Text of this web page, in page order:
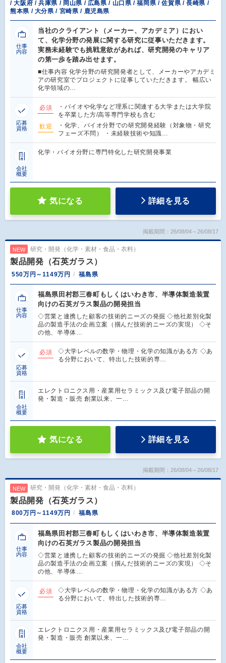
/ 大阪府 / 兵庫県 / 岡山県 / 広島県 / 山口県 / 福岡県 / 佐賀県 / 長崎県 /
熊本県 / 大分県 / 宮崎県 / 鹿児島県
仕事
内容
当社のクライアント（メーカー、アカデミア）におい
て、化学分野の発展に関する研究に従事いただきます。
実務未経験でも挑戦意欲があれば、研究開発のキャリア
の第一歩を踏み出せます。
■仕事内容 化学分野の研究開発者として、メーカーやアカデミ
アの研究室でプロジェクトに従事していただきます。 幅広い
化学領域の…
応募
資格
必須
・バイオや化学など理系に関連する大学または大学院
を卒業した方/高等専門学校も含む
歓迎
・化学、バイオ分野での研究開発経験（対象物・研究
フェーズ不問） ・未経験技術や知識…
会社
概要
化学・バイオ分野に専門特化した研究開発事業
気になる 詳細を見る
掲載期間：26/08/04～26/08/17
NEW 研究・開発（化学・素材・食品・衣料）
製品開発（石英ガラス）
550万円～1149万円 福島県
仕事
内容
福島県田村郡三春町もしくはいわき市、半導体製造装置
向けの石英ガラス製品の開発担当
◇営業と連携した顧客の技術的ニーズの発掘 ◇他社差別化製
品の製造手法の企画立案（掴んだ技術的ニーズの実現） ◇そ
の他、半導体…
応募
資格
必須
◇大学レベルの数学・物理・化学の知識がある方 ◇あ
る分野において、特出した技術的専…
会社
概要
エレクトロニクス用・産業用セラミックス及び電子部品の開
発・製造・販売 創業以来、一…
気になる 詳細を見る
掲載期間：26/08/04～26/08/17
NEW 研究・開発（化学・素材・食品・衣料）
製品開発（石英ガラス）
800万円～1149万円 福島県
仕事
内容
福島県田村郡三春町もしくはいわき市、半導体製造装置
向けの石英ガラス製品の開発担当
◇営業と連携した顧客の技術的ニーズの発掘 ◇他社差別化製
品の製造手法の企画立案（掴んだ技術的ニーズの実現） ◇そ
の他、半導体…
応募
資格
必須
◇大学レベルの数学・物理・化学の知識がある方 ◇あ
る分野において、特出した技術的専…
会社
概要
エレクトロニクス用・産業用セラミックス及び電子部品の開
発・製造・販売 創業以来、一…